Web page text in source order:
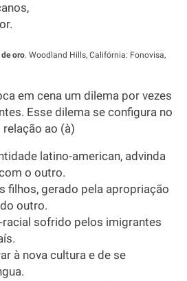
oro. Woodland Hills, Califórnia: Fonovisa,
em cena um dilema por vezes
Esse dilema se configura no
ao (à)
latino-american, advinda
o outro.
filhos, gerado pela apropriação
outro.
sofrido pelos imigrantes
à nova cultura e de se